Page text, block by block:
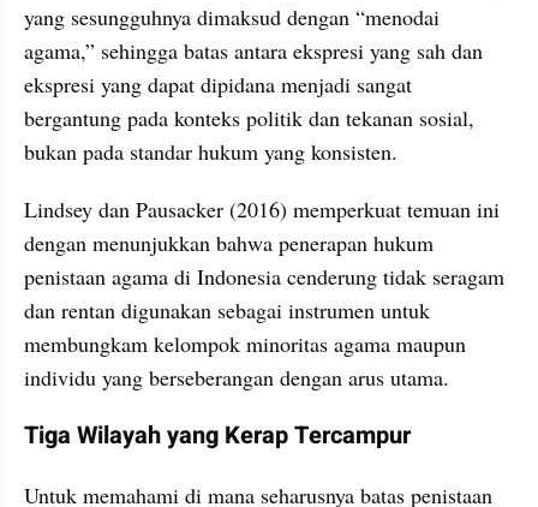
yang sesungguhnya dimaksud dengan “menodai
agama,” sehingga batas antara ekspresi yang sah dan
ekspresi yang dapat dipidana menjadi sangat
bergantung pada konteks politik dan tekanan sosial,
bukan pada standar hukum yang konsisten.
Lindsey dan Pausacker (2016) memperkuat temuan ini
dengan menunjukkan bahwa penerapan hukum
penistaan agama di Indonesia cenderung tidak seragam
dan rentan digunakan sebagai instrumen untuk
membungkam kelompok minoritas agama maupun
individu yang berseberangan dengan arus utama.
Tiga Wilayah yang Kerap Tercampur
Untuk memahami di mana seharusnya batas penistaan